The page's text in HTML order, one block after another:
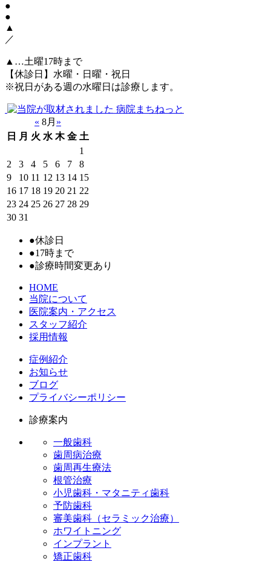
●
●
▲
／
▲…土曜17時まで
【休診日】水曜・日曜・祝日
※祝日がある週の水曜日は診療します。
« 8月 »
日 月 火 水 木 金 土
1
2
3 4 5 6 7
8
9
10 11 12 13 14 15
16 17 18 19 20 21 22
23 24 25 26 27 28 29
30 31
●休診日
●17時まで
●診療時間変更あり
HOME
当院について
医院案内・アクセス
スタッフ紹介
採用情報
症例紹介
お知らせ
ブログ
プライバシーポリシー
診療案内
一般歯科
歯周病治療
歯周再生療法
根管治療
小児歯科・マタニティ歯科
予防歯科
審美歯科（セラミック治療）
ホワイトニング
インプラント
矯正歯科